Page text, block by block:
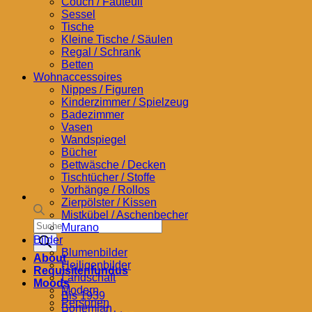
Products
search
About
Requisitenfundus
Moods
Bis 1939
Bohemian
Sessel
Tische
Kleine Tische / Säulen
Regal / Schrank
Betten
Wohnaccessoires
Nippes / Figuren
Kinderzimmer / Spielzeug
Badezimmer
Vasen
Wandspiegel
Bücher
Bettwäsche / Decken
Tischtücher / Stoffe
Vorhänge / Rollos
Zierpölster / Kissen
Mistkübel / Aschenbecher
Murano
Bilder
Blumenbilder
Heiligenbilder
Landschaft
Modern
Personen